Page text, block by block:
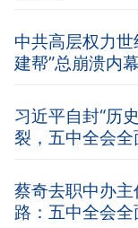
中共高层权力
建帮”总崩溃内
习近平自封“历
裂，五中全会全
蔡奇去职中办
路：五中全会